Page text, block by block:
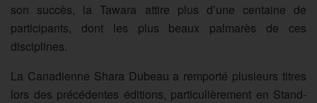
son succès, la Tawara attire plus d’une centaine de
participants, dont les plus beaux palmarès de ces
disciplines.
La Canadienne Shara Dubeau a remporté plusieurs titres
lors des précédentes éditions, particulièrement en Stand-